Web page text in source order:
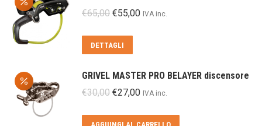
€65,00 Il
originale
era:
€55,00IlIVA inc.
DETTAGLI
GRIVEL MASTER PRO BELAYER discensore
€30,00 Il
originale
€27,00Il
attuale
IVA inc.